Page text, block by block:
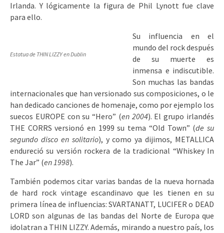
Irlanda. Y lógicamente la figura de Phil Lynott fue clave
para ello.
Estatua de THIN LIZZY en Dublin
Su influencia en el
mundo del rock después
de su muerte es
inmensa e indiscutible.
Son muchas las bandas
internacionales que han versionado sus composiciones, o le
han dedicado canciones de homenaje, como por ejemplo los
suecos EUROPE con su “Hero” (en 2004). El grupo irlandés
THE CORRS versionó en 1999 su tema “Old Town” (de su
segundo disco en solitario), y como ya dijimos, METALLICA
endureció su versión rockera de la tradicional “Whiskey In
The Jar” (en 1998).
También podemos citar varias bandas de la nueva hornada
de hard rock vintage escandinavo que les tienen en su
primera línea de influencias: SVARTANATT, LUCIFER o DEAD
LORD son algunas de las bandas del Norte de Europa que
idolatran a THIN LIZZY. Además, mirando a nuestro país, los